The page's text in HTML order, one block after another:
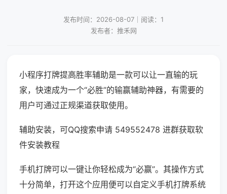
发布时间：2026-08-07｜阅读：1
发布者：推禾网
小程序打牌提高胜率辅助是一款可以让一直输的玩
家，快速成为一个“必胜”的输赢辅助神器，有需要的
用户可通过正规渠道获取使用。
辅助安装，可QQ搜索申请 549552478 进群获取软
件安装教程
手机打牌可以一键让你轻松成为“必赢”。其操作方式
十分简单，打开这个应用便可以自定义手机打牌系统